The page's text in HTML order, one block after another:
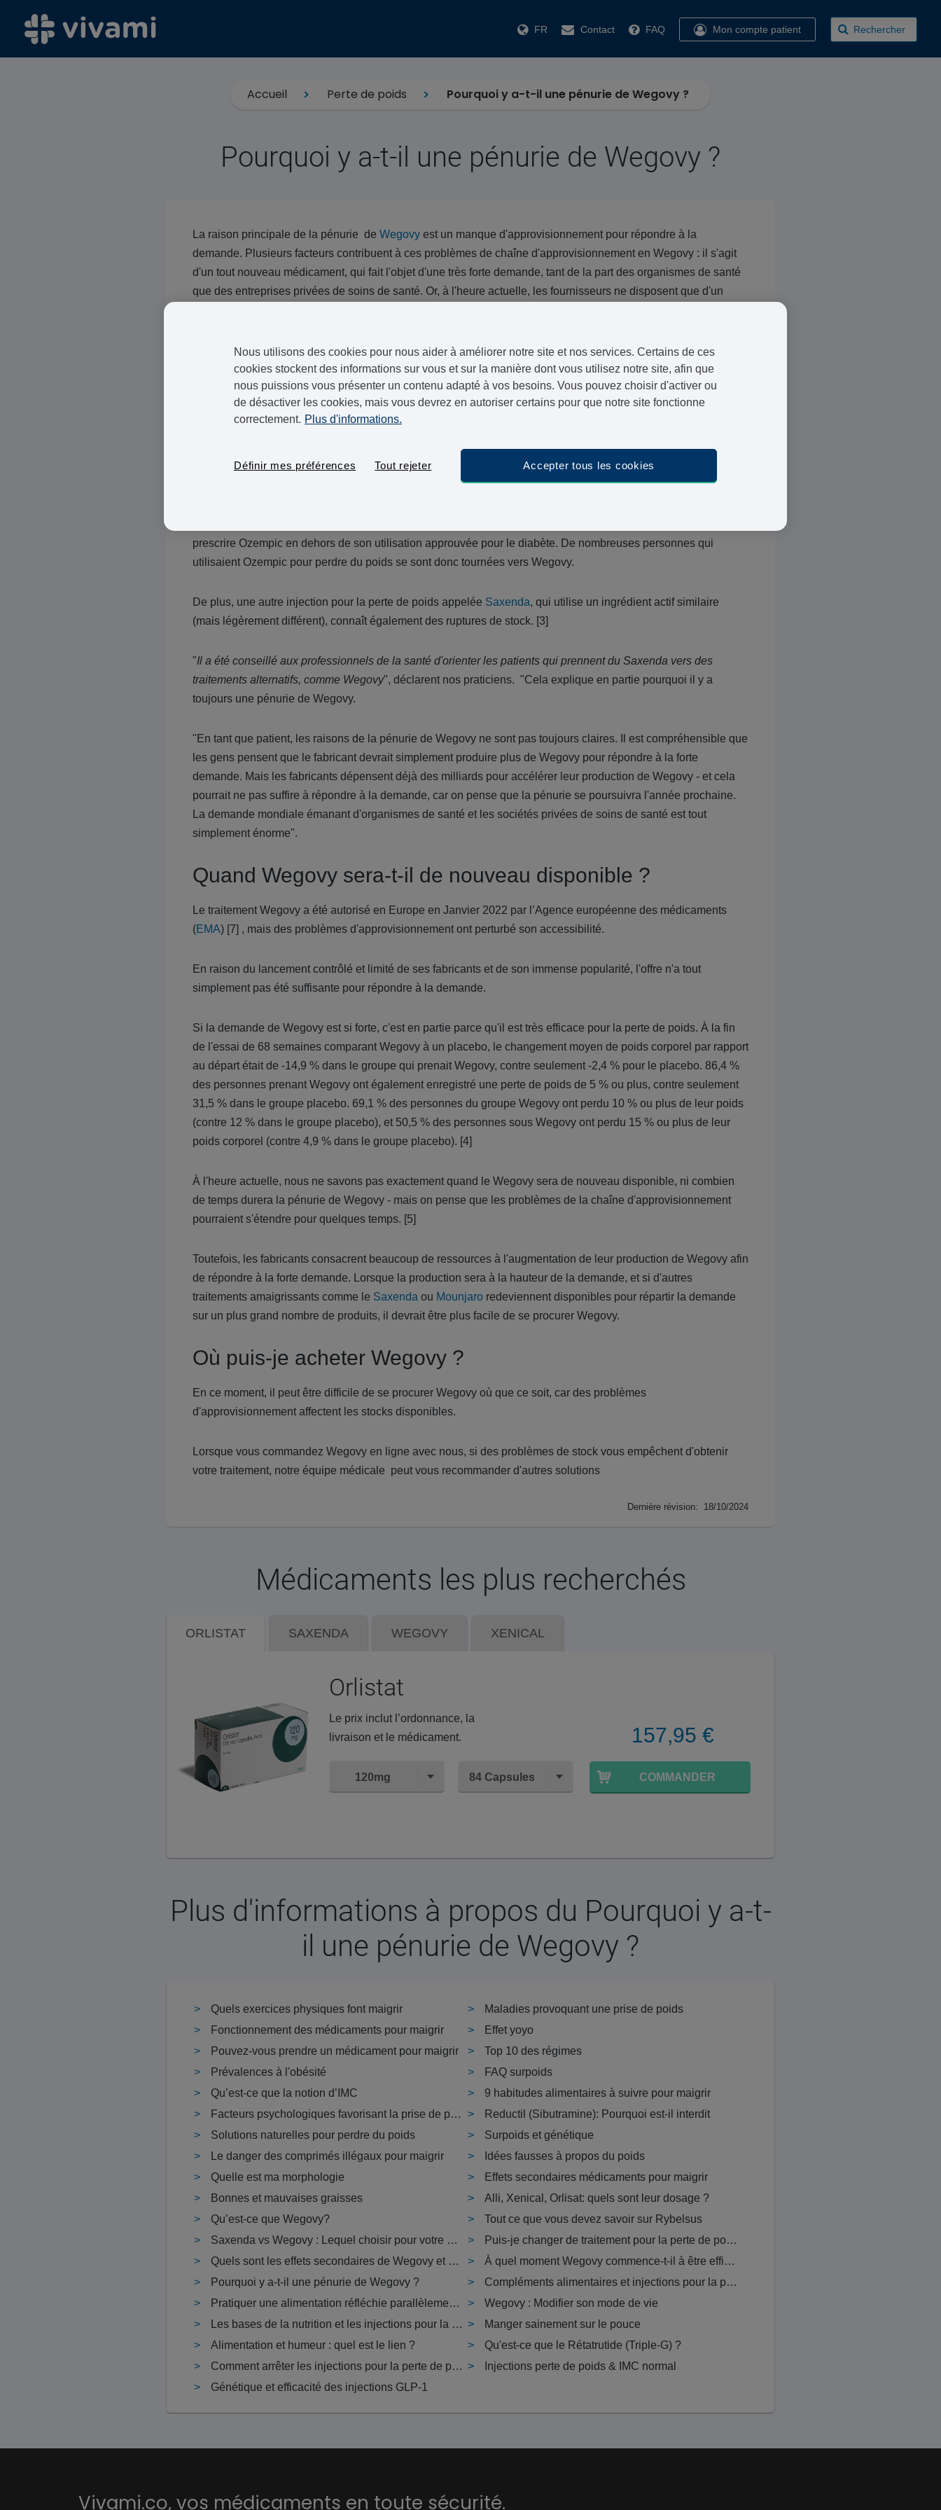
FR Contact FAQ Mon compte patient Rechercher
Accueil Perte de poids Pourquoi y a-t-il une pénurie de Wegovy ?
Pourquoi y a-t-il une pénurie de Wegovy ?
La raison principale de la pénurie de Wegovy est un manque d'approvisionnement pour répondre à la
demande. Plusieurs facteurs contribuent à ces problèmes de chaîne d'approvisionnement en Wegovy : il s'agit
d'un tout nouveau médicament, qui fait l'objet d'une très forte demande, tant de la part des organismes de santé
que des entreprises privées de soins de santé. Or, à l'heure actuelle, les fournisseurs ne disposent que d'un
La demande de Wegovy est encore plus élevée qu'elle ne le serait autrement en raison d'une pénurie
d'Ozempic, un médicament contre le diabète de type 2 qui contient le même ingrédient actif que Wegovy",
indique notre équipe médicale.
peut aider les gens à perdre du poids de la même manière
que Wegovy. En conséquence, Ozempic a souvent été prescrit
hors indicationspour la perte de poids, ce qui a
fait que l'offre d'Ozempic pour les personnes atteintes de diabète de type 2 n'a pas répondu à la demande. [2]
prescrire Ozempic en dehors de son utilisation approuvée pour le diabète. De nombreuses personnes qui
utilisaient Ozempic pour perdre du poids se sont donc tournées vers Wegovy.
De plus, une autre injection pour la perte de poids appelée Saxenda, qui utilise un ingrédient actif similaire
(mais légèrement différent), connaît également des ruptures de stock. [3]
"Il a été conseillé aux professionnels de la santé d'orienter les patients qui prennent du Saxenda vers des
traitements alternatifs, comme Wegovy", déclarent nos praticiens. "Cela explique en partie pourquoi il y a
toujours une pénurie de Wegovy.
"En tant que patient, les raisons de la pénurie de Wegovy ne sont pas toujours claires. Il est compréhensible que
les gens pensent que le fabricant devrait simplement produire plus de Wegovy pour répondre à la forte
demande. Mais les fabricants dépensent déjà des milliards pour accélérer leur production de Wegovy - et cela
pourrait ne pas suffire à répondre à la demande, car on pense que la pénurie se poursuivra l'année prochaine.
La demande mondiale émanant d'organismes de santé et les sociétés privées de soins de santé est tout
simplement énorme".
Quand Wegovy sera-t-il de nouveau disponible ?
Le traitement Wegovy a été autorisé en Europe en Janvier 2022 par l’Agence européenne des médicaments
(EMA) [7] , mais des problèmes d'approvisionnement ont perturbé son accessibilité.
En raison du lancement contrôlé et limité de ses fabricants et de son immense popularité, l'offre n'a tout
simplement pas été suffisante pour répondre à la demande.
Si la demande de Wegovy est si forte, c'est en partie parce qu'il est très efficace pour la perte de poids. À la fin
de l'essai de 68 semaines comparant Wegovy à un placebo, le changement moyen de poids corporel par rapport
au départ était de -14,9 % dans le groupe qui prenait Wegovy, contre seulement -2,4 % pour le placebo. 86,4 %
des personnes prenant Wegovy ont également enregistré une perte de poids de 5 % ou plus, contre seulement
31,5 % dans le groupe placebo. 69,1 % des personnes du groupe Wegovy ont perdu 10 % ou plus de leur poids
(contre 12 % dans le groupe placebo), et 50,5 % des personnes sous Wegovy ont perdu 15 % ou plus de leur
poids corporel (contre 4,9 % dans le groupe placebo). [4]
À l'heure actuelle, nous ne savons pas exactement quand le Wegovy sera de nouveau disponible, ni combien
de temps durera la pénurie de Wegovy - mais on pense que les problèmes de la chaîne d'approvisionnement
pourraient s'étendre pour quelques temps. [5]
Toutefois, les fabricants consacrent beaucoup de ressources à l'augmentation de leur production de Wegovy afin
de répondre à la forte demande. Lorsque la production sera à la hauteur de la demande, et si d'autres
traitements amaigrissants comme le Saxenda ou Mounjaro redeviennent disponibles pour répartir la demande
sur un plus grand nombre de produits, il devrait être plus facile de se procurer Wegovy.
Où puis-je acheter Wegovy ?
En ce moment, il peut être difficile de se procurer Wegovy où que ce soit, car des problèmes
d'approvisionnement affectent les stocks disponibles.
Lorsque vous commandez Wegovy en ligne avec nous, si des problèmes de stock vous empêchent d'obtenir
votre traitement, notre équipe médicale peut vous recommander d'autres solutions
Dernière révision: 18/10/2024
Médicaments les plus recherchés
ORLISTAT SAXENDA WEGOVY XENICAL
Orlistat
Le prix inclut l’ordonnance, la
livraison et le médicament.
120mg 84 Capsules
157,95 €
COMMANDER
Plus d'informations à propos du Pourquoi y a-t-
il une pénurie de Wegovy ?
Quels exercices physiques font maigrir
Maladies provoquant une prise de poids
Fonctionnement des médicaments pour maigrir
Effet yoyo
Pouvez-vous prendre un médicament pour maigrir
Top 10 des régimes
Prévalences à l'obésité
FAQ surpoids
Qu’est-ce que la notion d’IMC
9 habitudes alimentaires à suivre pour maigrir
Facteurs psychologiques favorisant la prise de poids
Reductil (Sibutramine): Pourquoi est-il interdit
Solutions naturelles pour perdre du poids
Surpoids et génétique
Le danger des comprimés illégaux pour maigrir
Idées fausses à propos du poids
Quelle est ma morphologie
Effets secondaires médicaments pour maigrir
Bonnes et mauvaises graisses
Alli, Xenical, Orlisat: quels sont leur dosage ?
Qu’est-ce que Wegovy?
Tout ce que vous devez savoir sur Rybelsus
Saxenda vs Wegovy : Lequel choisir pour votre perte de poids ?
Puis-je changer de traitement pour la perte de poids ?
Quels sont les effets secondaires de Wegovy et comment y remédier ?
À quel moment Wegovy commence-t-il à être efficace ?
Pourquoi y a-t-il une pénurie de Wegovy ?
Compléments alimentaires et injections pour la perte de poids
Pratiquer une alimentation réfléchie parallèlement aux injections de perte de poids
Wegovy : Modifier son mode de vie
Les bases de la nutrition et les injections pour la perte de poids
Manger sainement sur le pouce
Alimentation et humeur : quel est le lien ?
Qu'est-ce que le Rétatrutide (Triple-G) ?
Comment arrêter les injections pour la perte de poids ?
Injections perte de poids & IMC normal
Génétique et efficacité des injections GLP-1
Vivami.co,vos médicaments en toute sécurité.
Nous utilisons des cookies pour nous aider à améliorer notre site et nos services. Certains de ces
cookies stockent des informations sur vous et sur la manière dont vous utilisez notre site, afin que
nous puissions vous présenter un contenu adapté à vos besoins. Vous pouvez choisir d'activer ou
de désactiver les cookies, mais vous devrez en autoriser certains pour que notre site fonctionne
correctement. Plus d'informations.
Définir mes préférences Tout rejeter Accepter tous les cookies